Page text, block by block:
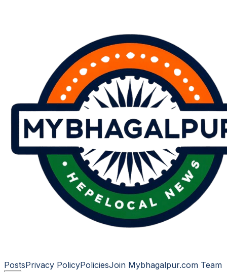
PostsPrivacy PolicyPoliciesJoin Mybhagalpur.com Team